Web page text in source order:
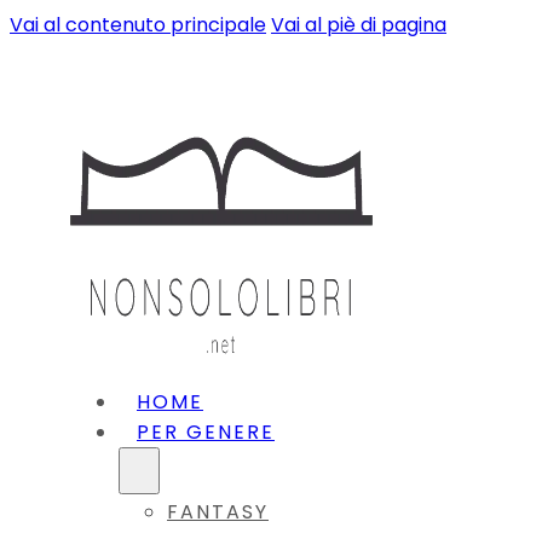
Vai al contenuto principaleVai al piè di pagina
HOME
PER GENERE
FANTASY